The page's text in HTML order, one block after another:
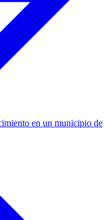
en un municipio de